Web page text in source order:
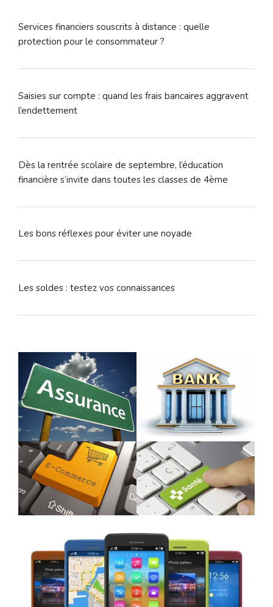
Services financiers souscrits à distance : quelle
protection pour le consommateur ?
Saisies sur compte : quand les frais bancaires aggravent
l’endettement
Dès la rentrée scolaire de septembre, l’éducation
financière s’invite dans toutes les classes de 4ème
Les bons réflexes pour éviter une noyade
Les soldes : testez vos connaissances